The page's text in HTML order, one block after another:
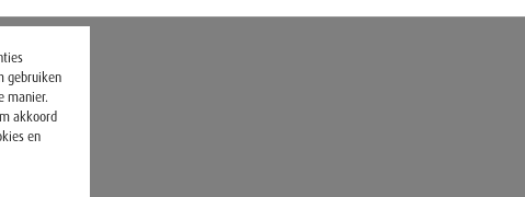
gebruiken
manier.
akkoord
en